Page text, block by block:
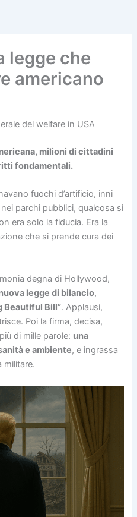
legge che
americano
del welfare in USA
milioni di cittadini
fondamentali.
fuochi d’artificio, inni
parchi pubblici, qualcosa si
era solo la fiducia. Era la
che si prende cura dei
degna di Hollywood,
legge di bilancio,
Beautiful Bill”. Applausi,
Poi la firma, decisa,
di mille parole: una
e ambiente, e ingrassa
militare.